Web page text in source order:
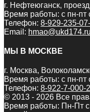
г. Нефтеюганск,
Время работы: с пн-пт
Телефон: 8-929-235-
Email: hmao@ukd174.ru
МЫ В МОСКВЕ
г. Москва,
Время работы: с пн-пт
Телефон: 8-922-7-000-
© 2013 - 2026 Все
Время работы: Пн-Пт